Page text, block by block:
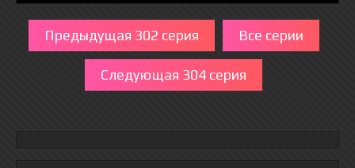
Предыдущая 302 серия Все серии
Следующая 304 серия